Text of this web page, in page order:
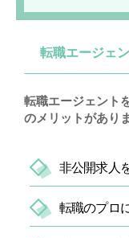
転職エージェ
転職エージェント
のメリットがあり
非公開求人
転職のプロ